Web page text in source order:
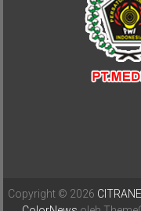
Copyright © 2026